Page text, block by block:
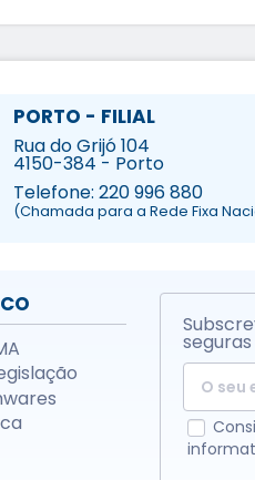
PORTO - FILIAL
Rua do Grijó 104
4150-384 - Porto
Telefone: 220 996 880
(Chamada para a Rede Fixa